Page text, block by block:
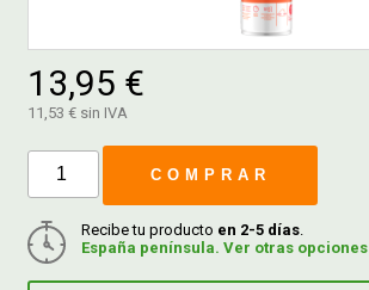
13,95 €
11,53 € sin IVA
COMPRAR
Recibe tu producto en 2-5 días
España península. Ver otras opciones
CATÁLOGOS